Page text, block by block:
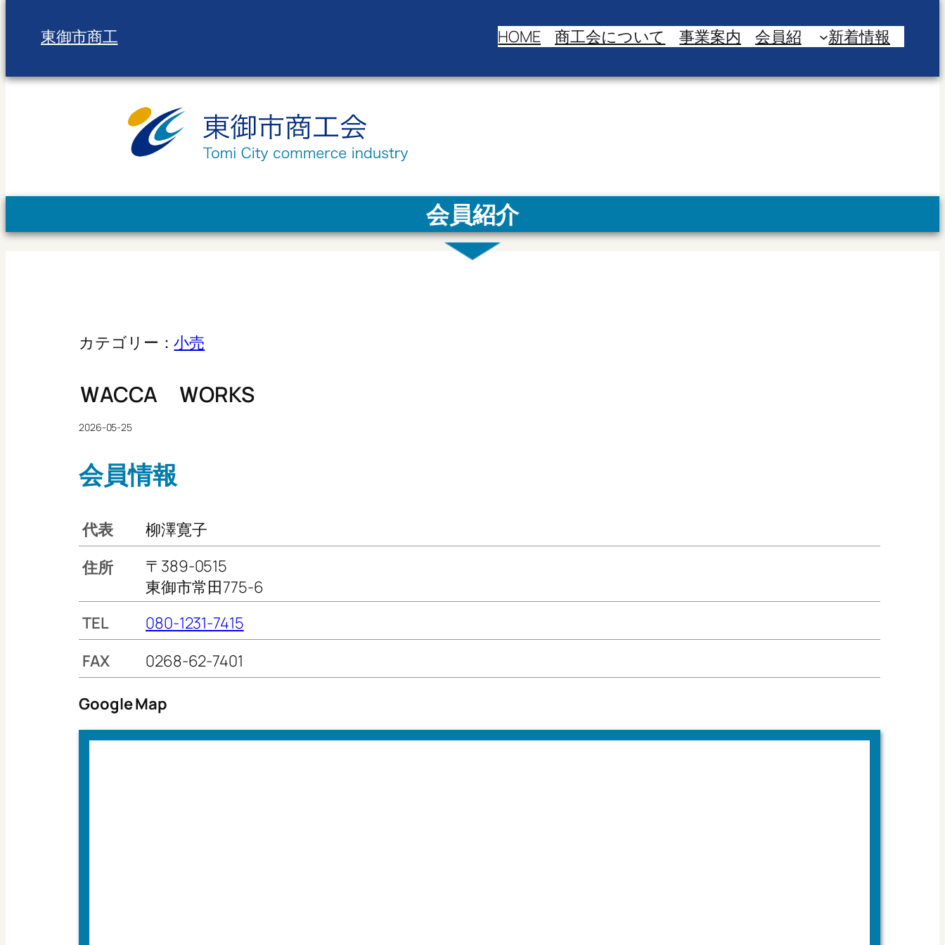
東御市商工 HOME 商工会について 事業案内 会員紹 新着情報
会員紹介
カテゴリー：小売
ＷACCA ＷORKS
2026-05-25
会員情報
代表
柳澤寛子
住所
〒389-0515
東御市常田775-6
TEL
080-1231-7415
FAX
0268-62-7401
Google Map